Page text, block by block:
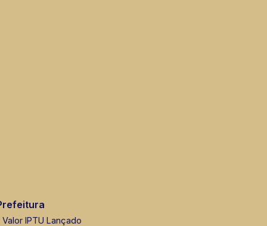
Valor IPTU Lançado